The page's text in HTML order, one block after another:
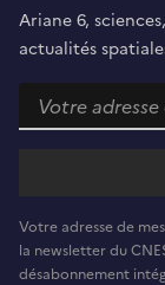
Ariane 6,
actualités
Votre adresse de
la newsletter du
désabonnement